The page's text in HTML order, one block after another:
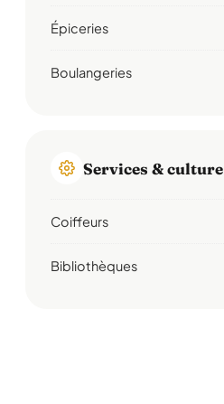
Épiceries
Boulangeries
Services & culture
Coiffeurs
Bibliothèques